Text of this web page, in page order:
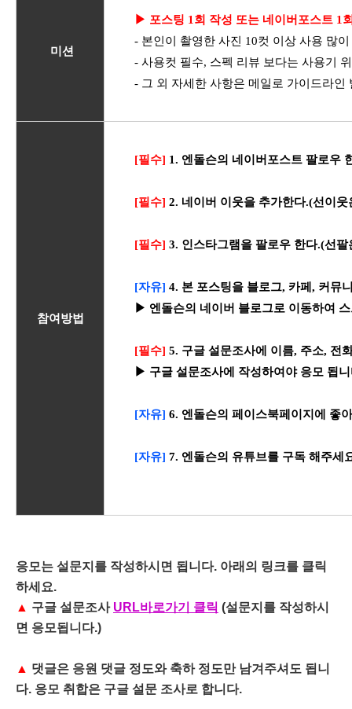
미션
▶ 포스팅 1회 작성 또는 네이버포스트 1
- 본인이 촬영한 사진 10컷 이상 사용 많
- 사용컷 필수, 스펙 리뷰 보다는 사용기
- 그 외 자세한 사항은 메일로 가이드라인
참여방법
[필수] 1. 엔돌슨의 네이버포스트 팔로우
[필수] 2. 네이버 이웃을 추가한다.(선이
[필수] 3. 인스타그램을 팔로우 한다.(선
[자유] 4. 본 포스팅을 블로그, 카페, 커뮤
▶ 엔돌슨의 네이버 블로그로 이동하여
[필수] 5. 구글 설문조사에 이름, 주소, 전
▶ 구글 설문조사에 작성하여야 응모 됩
[자유] 6. 엔돌슨의 페이스북페이지에 좋
[자유] 7. 엔돌슨의 유튜브를 구독 해주세
응모는 설문지를 작성하시면 됩니다. 아래의 링크를 클릭
하세요.
▲ 구글 설문조사 URL바로가기 클릭 (설문지를 작성하시
면 응모됩니다.)
▲ 댓글은 응원 댓글 정도와 축하 정도만 남겨주셔도 됩니
다. 응모 취합은 구글 설문 조사로 합니다.